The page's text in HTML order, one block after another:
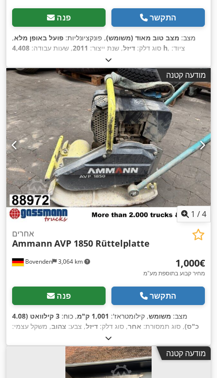
פנה התקשר
מצב: מצב טוב מאוד (משומש), פונקציונליות: פועל באופן מלא,
סוג דלק: דיזל, שנת ייצור: 2011, שעות עבודה: 4,408 h , ציוד:
הידראוליקה של גריפר, הנעה בכל הגלגלים, מחשב רכב, פנסים
נוספים, רמת רעש נמוכה,
מודעה קטנה
1 /4
Bovenden 3,064 km
אחרים
Ammann AVP 1850 Rüttelplatte
‏1,000 ‏€
מחיר קבוע בתוספת מע"מ
פנה התקשר
מצב: משומש, קילומטראז': 1,001 ק"מ , כוח:
3 קילוואט (4.08
כ"ס), סוג תמסורת: אחר, סוג דלק: דיזל, צבע: צהוב, משקל עצמי:
01/2006
מודעה קטנה